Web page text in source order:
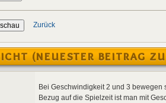
Zurück
(NEUESTER BEITRAG
Bei Geschwindigkeit 2 und 3 bewegen
Bezug auf die Spielzeit ist man mit